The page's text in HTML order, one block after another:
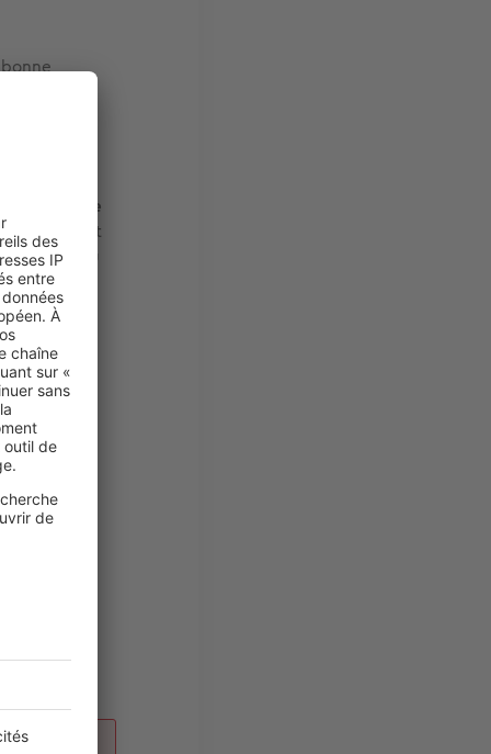
permet
La décote
du bien et
value au
de
: